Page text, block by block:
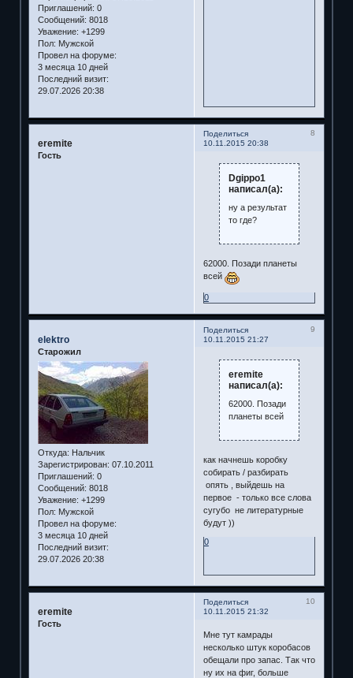
Приглашений: 0
Сообщений: 8018
Уважение: +1299
Пол: Мужской
Провел на форуме:
3 месяца 10 дней
Последний визит:
29.07.2026 20:38
Поделиться
8
10.11.2015 20:38
eremite
Гость
Dgippo1
написал(а):
ну а результат
то где?
62000. Позади планеты
всей
0
Поделиться
9
10.11.2015 21:27
elektro
Старожил
Откуда: Нальчик
Зарегистрирован: 07.10.2011
Приглашений: 0
Сообщений: 8018
Уважение: +1299
Пол: Мужской
Провел на форуме:
3 месяца 10 дней
Последний визит:
29.07.2026 20:38
eremite
написал(а):
62000. Позади
планеты всей
как начнешь коробку
собирать / разбирать
опять , выйдешь на
первое - только все слова
сугубо не литературные
будут ))
0
Поделиться
10
10.11.2015 21:32
eremite
Гость
Мне тут камрады
несколько штук коробасов
обещали про запас. Так что
ну их на фиг, больше